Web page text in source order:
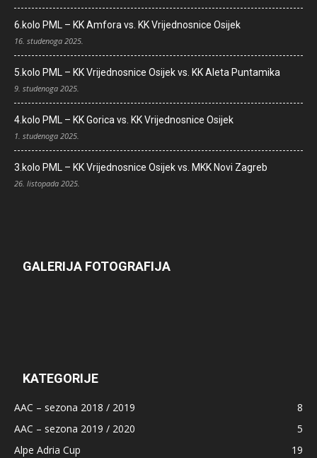
6.kolo PML – KK Amfora vs. KK Vrijednosnice Osijek
16. studenoga 2025.
5.kolo PML – KK Vrijednosnice Osijek vs. KK Aleta Puntamika
9. studenoga 2025.
4.kolo PML – KK Gorica vs. KK Vrijednosnice Osijek
1. studenoga 2025.
3.kolo PML – KK Vrijednosnice Osijek vs. MKK Novi Zagreb
26. listopada 2025.
GALERIJA FOTOGRAFIJA
KATEGORIJE
AAC – sezona 2018 / 2019
8
AAC – sezona 2019 / 2020
5
Alpe Adria Cup
19